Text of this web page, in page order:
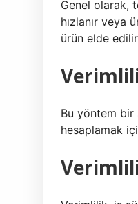
Genel olarak,
hızlanır veya
ürün elde
Bu yöntem bir
hesaplamak